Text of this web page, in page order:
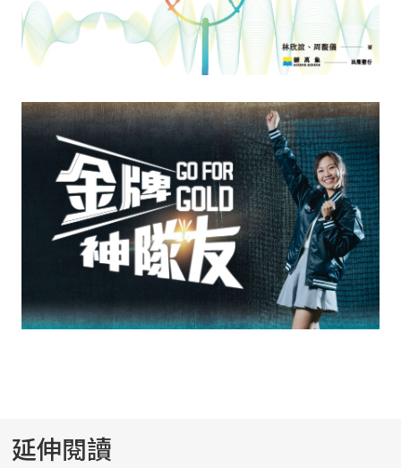
延伸閱讀